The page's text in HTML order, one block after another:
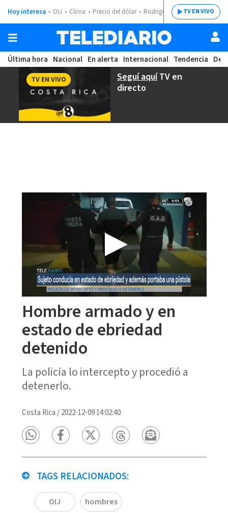
Hoy interesa OIJ Clima Precio del dólar Rodrigo ChavesTV EN VIVO
Última hora Nacional En alerta Internacional Tendencia
Seguí aquíTV en
directo
TV EN VIVO
Hombre armado y en
estado de ebriedad
detenido
La policía lo intercepto y procedió a
detenerlo.
Costa Rica /2022-12-09 14:02:40
TAGS RELACIONADOS:
OIJ hombres